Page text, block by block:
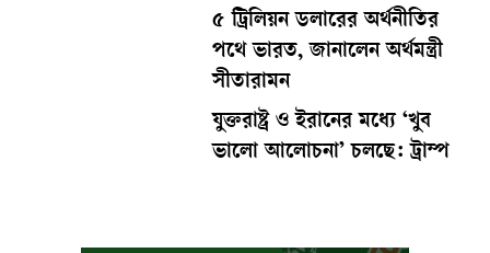
৫ ট্রিলিয়ন ডলারের অর্থনীতির
পথে ভারত, জানালেন অর্থমন্ত্রী
সীতারামন
যুক্তরাষ্ট্র ও ইরানের মধ্যে ‘খুব
ভালো আলোচনা’ চলছে: ট্রাম্প